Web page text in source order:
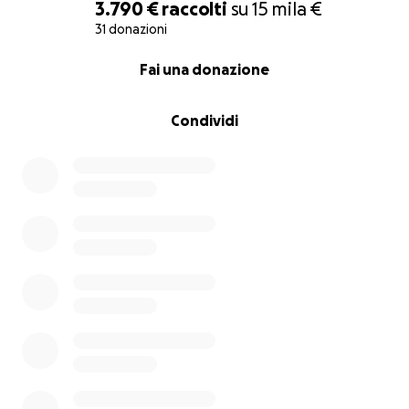
3.790 €raccolti su 15 mila €
31 donazioni
Condividi
Fai una donazione
Due giorni dopo fu dichiarata la resa dell'esercito
tedesco e la fine della Seconda Guerra Mondiale in
Sono passati 80 anni e William O. Darby continua ad